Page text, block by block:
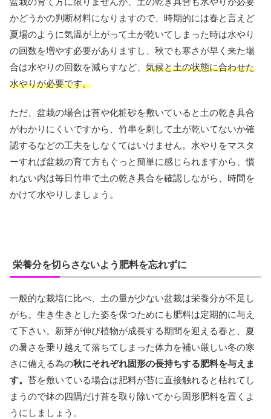
かどうかの判断材料になりますので、時期的には春と言えど
夏場のように気温が上がって土が乾いてしまった時は水やり
の回数を増やす必要がありますし、秋でも寒さが早く来た場
合は水やりの回数を減らすなど、 気候と土の状態に合わせた
水やりが必要です。
ただ、盆栽の場合は苔や化粧砂を敷いていると土の乾き具合
がわかりにくいですから、竹串を刺して土が乾いてないか確
認するなどの工夫をしなくてはいけません。水やりをマスタ
ーすれば盆栽の育て方もぐっと簡単に感じられますから、慣
れない内は毎日竹串で土の乾き具合を確認しながら、時間を
かけて水やりしましょう。
栄養分を切らさないよう肥料を忘れずに
一般的な栽培に比べ、土の量が少ない盆栽は栄養分が不足し
がち。生き生きとした姿を保つためにも肥料は定期的に与え
て下さい。新芽が伸び植物が成長する期間を迎える春と、夏
の暑さを乗り越えて落ちてしまった体力を補い厳しい冬の寒
さに備える為の秋にそれぞれ固形の長持ちする肥料を与えま
す。 苔を敷いている場合は肥料が苔に直接触れると枯れてし
まうので鉢の四隅だけ苔を取り除いてから固形肥料を置くよ
うにしましょう。